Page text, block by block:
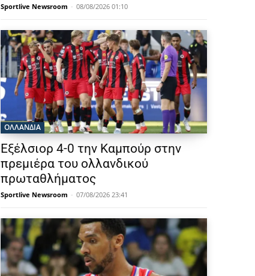
Sportlive Newsroom - 08/08/2026 01:10
OΛΛΑΝΔΊΑ
Εξέλσιορ 4-0 την Καμπούρ στην
πρεμιέρα του ολλανδικού
πρωταθλήματος
Sportlive Newsroom - 07/08/2026 23:41